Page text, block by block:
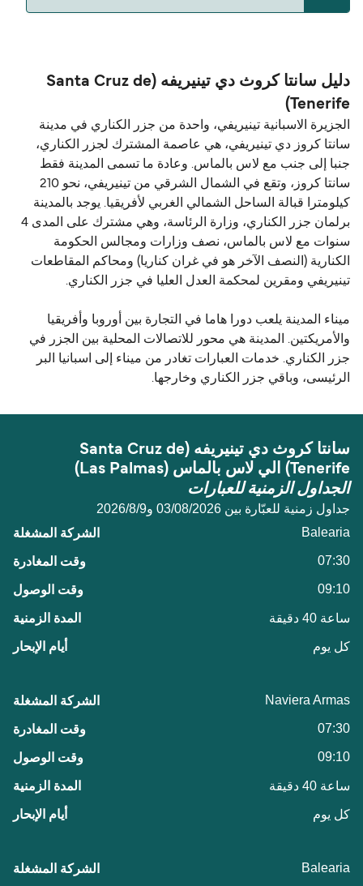
بحري.
دليل سانتا كروث دي تينيريفه (Santa Cruz de
Tenerife)
الجزيرة الاسبانية تينيريفي، واحدة من جزر الكناري في مدينة
سانتا كروز دي تينيريفي، هي عاصمة المشترك لجزر الكناري،
جنبا إلى جنب مع لاس بالماس. وعادة ما تسمى المدينة فقط
سانتا كروز، وتقع في الشمال الشرقي من تينيريفي، نحو 210
كيلومترا قبالة الساحل الشمالي الغربي لأفريقيا. يوجد بالمدينة
برلمان جزر الكناري، وزارة الرئاسة، وهي مشترك على المدى 4
سنوات مع لاس بالماس، نصف وزارات ومجالس الحكومة
الكنارية (النصف الآخر هو في غران كناريا) ومحاكم المقاطعات
تينيريفي ومقرين لمحكمة العدل العليا في جزر الكناري.
ميناء المدينة يلعب دورا هاما في التجارة بين أوروبا وأفريقيا
والأمريكتين. المدينة هي محور للاتصالات المحلية بين الجزر في
جزر الكناري. خدمات العبارات تغادر من ميناء إلى اسبانيا البر
الرئيسى، وباقي جزر الكناري وخارجها.
سانتا كروث دي تينيريفه (Santa Cruz de
Tenerife) الي لاس بالماس (Las Palmas)
الجداول الزمنية للعبارات
جداول زمنية للعبّارة بين 03/08/2026 و9‏/8‏/2026
Balearia
07:30
09:10
ساعة 40 دقيقة
كل يوم
Naviera Armas
07:30
09:10
ساعة 40 دقيقة
كل يوم
Balearia